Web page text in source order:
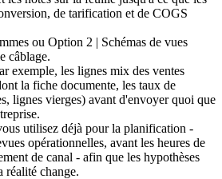
de tarification et de COGS
ou Option 2 | Schémas de vues
câblage.
exemple, les lignes mix des ventes
la fiche documente, les taux de
lignes vierges) avant d'envoyer quoi que
utilisez déjà pour la planification -
opérationnelles, avant les heures de
de canal - afin que les hypothèses
réalité change.